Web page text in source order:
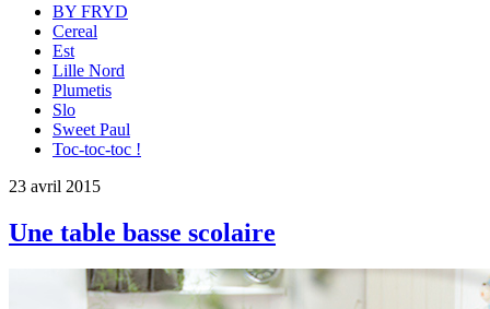
BY FRYD
Cereal
Est
Lille Nord
Plumetis
Slo
Sweet Paul
Toc-toc-toc !
23 avril 2015
Une table basse scolaire